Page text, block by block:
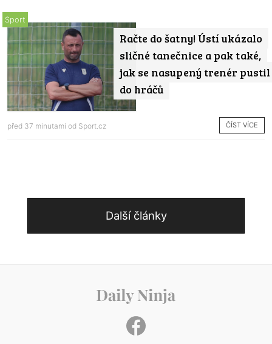
Račte do šatny! Ústí ukázalo
sličné tanečnice a pak také,
jak se nasupený trenér pustil
do hráčů
Sport
před 37 minutami od Sport.cz ČÍST VÍCE
Další články